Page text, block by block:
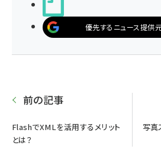
優先するニュース提供
前の記事
FlashでXMLを活用するメリット
とは？
写真